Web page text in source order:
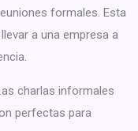
formales. Esta
a una empresa a
charlas informales
perfectas para